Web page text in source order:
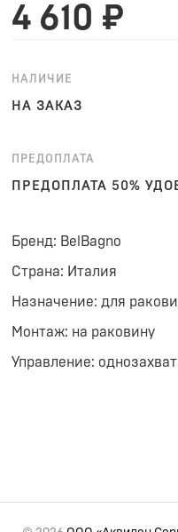
4 610 ₽
НАЛИЧИЕ
НА ЗАКАЗ
ПРЕДОПЛАТА
ПРЕДОПЛАТА 50%
Бренд: BelBagno
Страна: Италия
Назначение: для
Монтаж: на раковину
Управление: